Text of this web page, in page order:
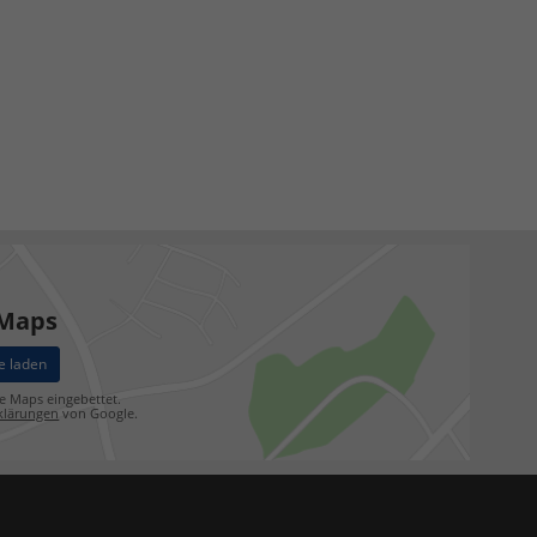
laden
Maps eingebettet.
von Google.